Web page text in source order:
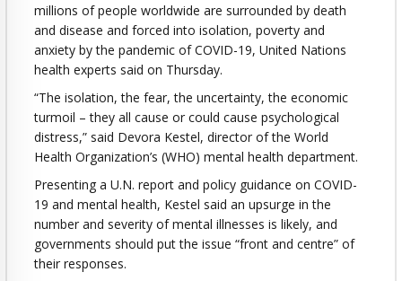
millions of people worldwide are surrounded by death
and disease and forced into isolation, poverty and
anxiety by the pandemic of COVID-19, United Nations
health experts said on Thursday.
“The isolation, the fear, the uncertainty, the economic
turmoil – they all cause or could cause psychological
distress,” said Devora Kestel, director of the World
Health Organization’s (WHO) mental health department.
Presenting a U.N. report and policy guidance on COVID-
19 and mental health, Kestel said an upsurge in the
number and severity of mental illnesses is likely, and
governments should put the issue “front and centre” of
their responses.